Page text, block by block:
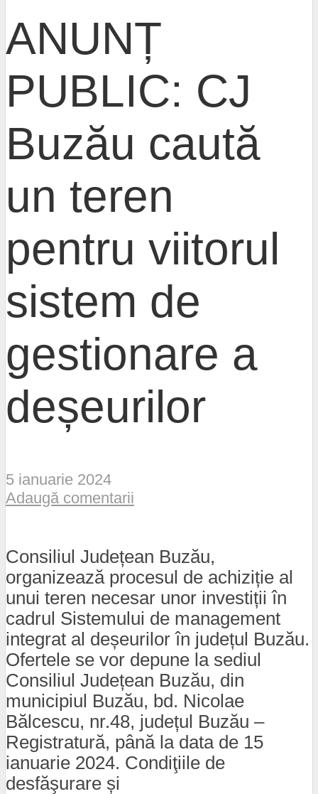
ANUNȚ
PUBLIC: CJ
Buzău caută
un teren
pentru viitorul
sistem de
gestionare a
deșeurilor
5 ianuarie 2024
Adaugă comentarii
Consiliul Județean Buzău,
organizează procesul de achiziție al
unui teren necesar unor investiții în
cadrul Sistemului de management
integrat al deșeurilor în județul Buzău.
Ofertele se vor depune la sediul
Consiliul Județean Buzău, din
municipiul Buzău, bd. Nicolae
Bălcescu, nr.48, județul Buzău –
Registratură, până la data de 15
ianuarie 2024. Condiţiile de
desfăşurare și